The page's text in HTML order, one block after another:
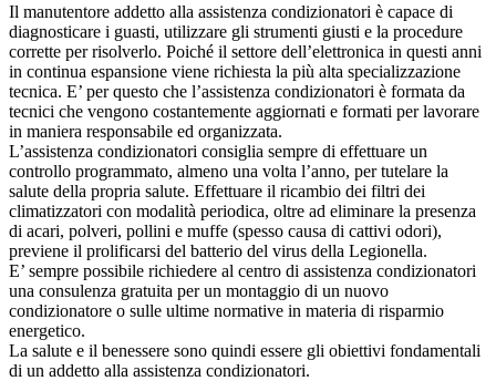
Il manutentore addetto alla assistenza condizionatori è capace di
diagnosticare i guasti, utilizzare gli strumenti giusti e la procedure
corrette per risolverlo. Poiché il settore dell’elettronica in questi anni
in continua espansione viene richiesta la più alta specializzazione
tecnica. E’ per questo che l’assistenza condizionatori è formata da
tecnici che vengono costantemente aggiornati e formati per lavorare
in maniera responsabile ed organizzata.
L’assistenza condizionatori consiglia sempre di effettuare un
controllo programmato, almeno una volta l’anno, per tutelare la
salute della propria salute. Effettuare il ricambio dei filtri dei
climatizzatori con modalità periodica, oltre ad eliminare la presenza
di acari, polveri, pollini e muffe (spesso causa di cattivi odori),
previene il prolificarsi del batterio del virus della Legionella.
E’ sempre possibile richiedere al centro di assistenza condizionatori
una consulenza gratuita per un montaggio di un nuovo
condizionatore o sulle ultime normative in materia di risparmio
energetico.
La salute e il benessere sono quindi essere gli obiettivi fondamentali
di un addetto alla assistenza condizionatori.